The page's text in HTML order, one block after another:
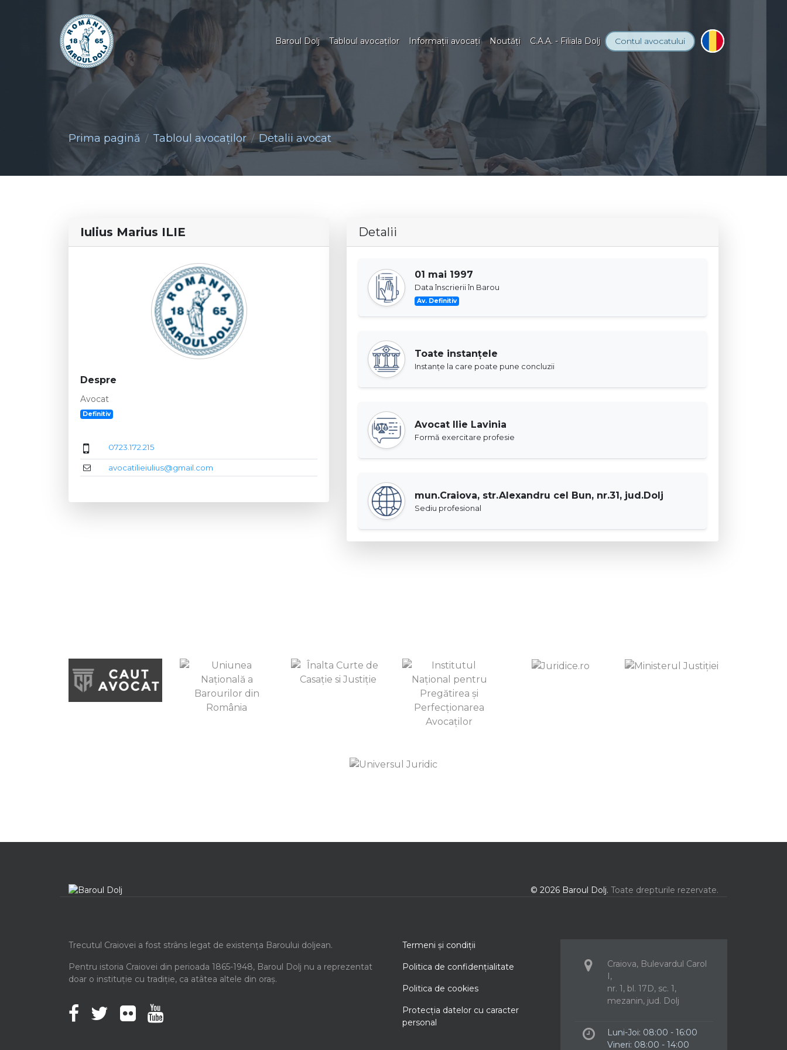
Baroul Dolj Tabloul avocaţilor Informaţii avocaţi Noutăţi C.A.A. - Filiala Dolj Contul avocatului
Prima pagină Tabloul avocaţilor Detalii avocat
Iulius Marius ILIE
Despre
Avocat
Definitiv
0723.172.215
avocatilieiulius@gmail.com
Detalii
01 mai 1997
Data înscrierii în Barou
Av. Definitiv
Toate instanţele
Instanţe la care poate pune concluzii
Avocat Ilie Lavinia
Formă exercitare profesie
mun.Craiova, str.Alexandru cel Bun, nr.31, jud.Dolj
Sediu profesional
© 2026 Baroul Dolj. Toate drepturile rezervate.
Trecutul Craiovei a fost strâns legat de existența Baroului doljean.
Pentru istoria Craiovei din perioada 1865-1948, Baroul Dolj nu a reprezentat
doar o instituție cu tradiție, ca atâtea altele din oraș.
Termeni şi condiţii
Politica de confidenţialitate
Politica de cookies
Protecţia datelor cu caracter
personal
Craiova, Bulevardul Carol
I,
nr. 1, bl. 17D, sc. 1,
mezanin, jud. Dolj
Luni-Joi: 08:00 - 16:00
Vineri: 08:00 - 14:00